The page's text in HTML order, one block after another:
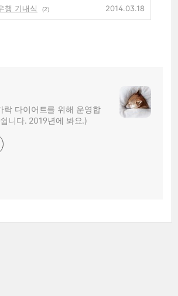
행 기내식
(2) 2014.03.18
락 다이어트를 위해 운영합
니다. 2019년에 봐요.)